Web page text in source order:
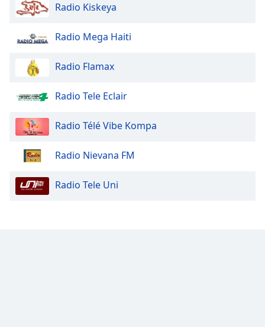
Color
Opacity
Background
Caption
Area
Radio Kiskeya
Radio Mega Haiti
Radio Flamax
Radio Tele Eclair
Radio Télé Vibe Kompa
Radio Nievana FM
Radio Tele Uni